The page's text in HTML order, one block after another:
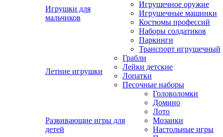
Игрушки для
мальчиков
Игрушечное оружие
Игрушечные машинки
Костюмы профессий
Наборы солдатиков
Паркинги
Транспорт игрушечный
Летние игрушки
Грабли
Лейки детские
Лопатки
Песочные наборы
Развивающие игры для
детей
Головоломки
Домино
Лото
Мозаики
Настольные игры